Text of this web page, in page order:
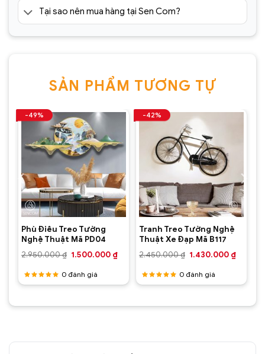
Tại sao nên mua hàng tại Sen Com?
SẢN PHẨM TƯƠNG TỰ
-49%
Phù Điêu Treo Tường
Nghệ Thuật Mã PD04
2.950.000₫ Giá
2.950.000 ₫.
1.500.000 ₫Giá
1.500.000 ₫.
Được
55 sao
0 đánh giá
-42%
Tranh Treo Tường Nghệ
Thuật Xe Đạp Mã B117
2.450.000₫ Giá
2.450.000 ₫.
1.430.000 ₫Giá
Được
55 sao
0 đánh giá
2.800.000 ₫.